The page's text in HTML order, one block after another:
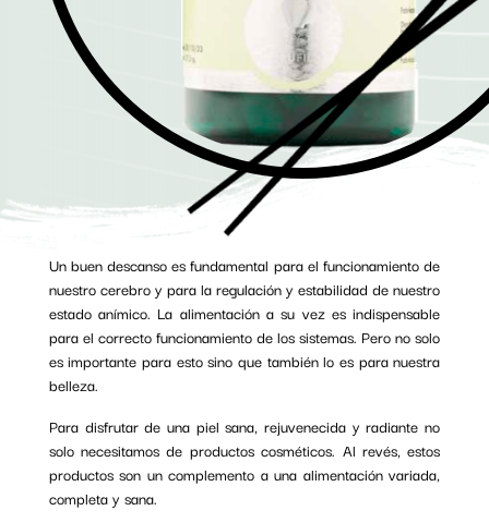
Un buen descanso es fundamental para el funcionamiento de
nuestro cerebro y para la regulación y estabilidad de nuestro
estado anímico. La alimentación a su vez es indispensable
para el correcto funcionamiento de los sistemas. Pero no solo
es importante para esto sino que también lo es para nuestra
belleza.
Para disfrutar de una piel sana, rejuvenecida y radiante no
solo necesitamos de productos cosméticos. Al revés, estos
productos son un complemento a una alimentación variada,
completa y sana.